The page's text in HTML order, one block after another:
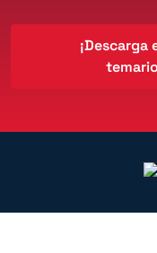
¡Descarga